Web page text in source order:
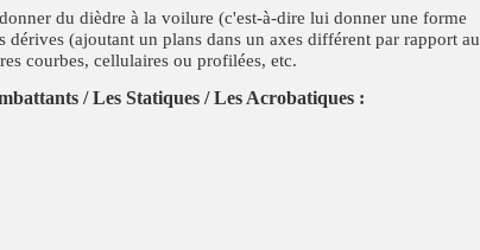
du dièdre à la voilure (c'est-à-dire lui donner une forme
(ajoutant un plans dans un axes différent par rapport au
courbes, cellulaires ou profilées, etc.
/ Les Statiques / Les Acrobatiques :